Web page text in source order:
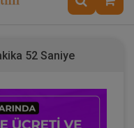
51 Saniye